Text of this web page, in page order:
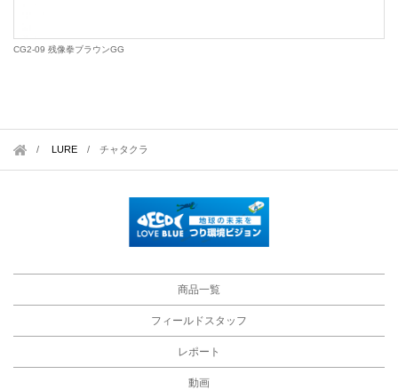
CG2-09 残像拳ブラウンGG
LURE /チャタクラ
商品一覧
フィールドスタッフ
レポート
動画